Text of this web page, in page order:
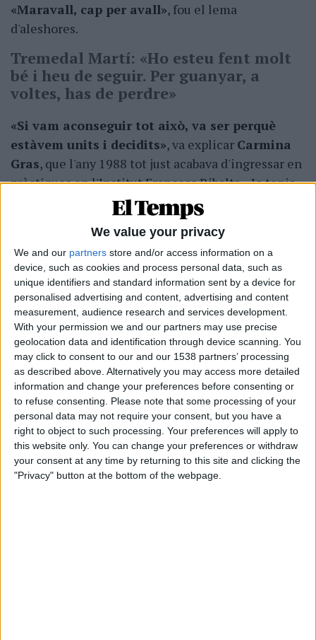
We value your privacy
We and our partners store and/or access information on a
device, such as cookies and process personal data, such as
unique identifiers and standard information sent by a device for
personalised advertising and content, advertising and content
measurement, audience research and services development.
With your permission we and our partners may use precise
geolocation data and identification through device scanning. You
may click to consent to our and our 1538 partners’ processing
as described above. Alternatively you may access more detailed
information and change your preferences before consenting or
to refuse consenting.
Please note that some processing of your
personal data may not require your consent, but you have a
right to object to such processing. Your preferences will apply to
this website only. You can change your preferences or withdraw
your consent at any time by returning to this site and clicking the
"Privacy" button at the bottom of the webpage.
«Maravall, cap per avall», fou el lema
d'aleshores.
Tremedal Martí: «Ho esteu fent molt
bé i heu de seguir. Per guanyar, a
voltes, has de perdre»
«Si vam aconseguir tot això, va ser perquè
estàvem units i decidits», va explicar Carmina
Gras, que l'any 1988 tot just acabava d'ingressar en
pràctiques en l'Institut Francesc Ribalta. «Jo tenia
tres preocupacions —va confessar
castellonenc de naixement, però, aleshores, amb
plaça a Ibi—: interrompre el procés d'aprenentatge
del meu alumnat; pagar la hipoteca a
un interès que aleshores era de l'11%, i saber com
començàvem, però no com acabaríem. I, al remat,
em vaig adonar de tres coses: que el fet que els
alumnes perderen un mes de classe, al llarg de tota
la seua trajectòria escolar, no tenia tanta
importància; que podíem sobreviure encara que
ens descomptaren un mes de sou, i quela cosa
realment important és que vam defensar allò
que ens semblava just: una escola pública
millor».